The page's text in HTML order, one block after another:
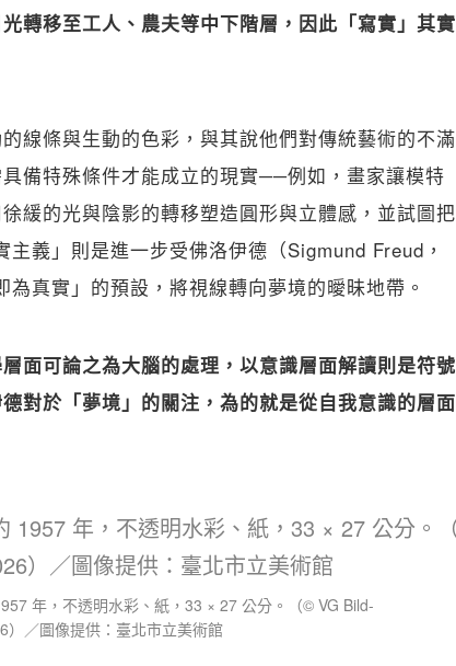
轉移至工人、農夫等中下階層，因此「寫實」其實
線條與生動的色彩，與其說他們對傳統藝術的不滿
備特殊條件才能成立的現實──例如，畫家讓模特
緩的光與陰影的轉移塑造圓形與立體感，並試圖把
義」則是進一步受佛洛伊德（Sigmund Freud，
真實」的預設，將視線轉向夢境的曖昧地帶。
面可論之為大腦的處理，以意識層面解讀則是符號
對於「夢境」的關注，為的就是從自我意識的層面
年，不透明水彩、紙，33 × 27 公分。（© VG Bild-
）／圖像提供：臺北市立美術館
關閉